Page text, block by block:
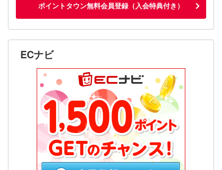
ポイントタウン無料会員登録（入会特典付き）
ECナビ